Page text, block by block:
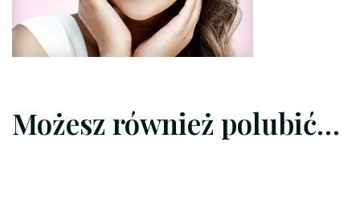
Możesz również polubić…